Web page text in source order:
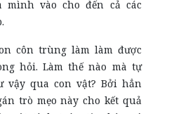
mình vào cho đến cả các
côn trùng làm làm được
hỏi. Làm thế nào mà tự
vậy qua con vật? Bởi hẳn
trò mẹo này cho kết quả